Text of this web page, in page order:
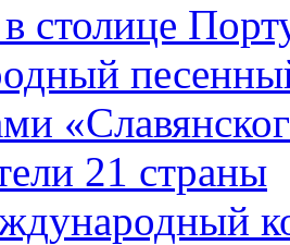
столице
21 страны